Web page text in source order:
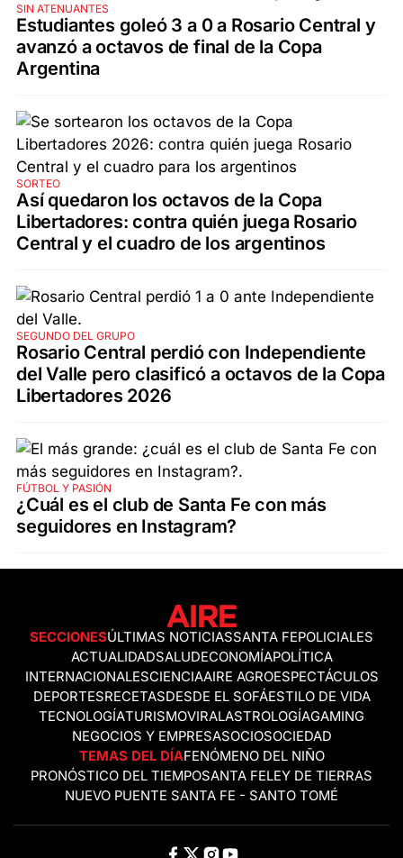
SIN ATENUANTES
Estudiantes goleó 3 a 0 a Rosario Central y
avanzó a octavos de final de la Copa
Argentina
SORTEO
Así quedaron los octavos de la Copa
Libertadores: contra quién juega Rosario
Central y el cuadro de los argentinos
SEGUNDO DEL GRUPO
Rosario Central perdió con Independiente
del Valle pero clasificó a octavos de la Copa
Libertadores 2026
FÚTBOL Y PASIÓN
¿Cuál es el club de Santa Fe con más
seguidores en Instagram?
SECCIONESÚLTIMAS NOTICIASSANTA FEPOLICIALES
ACTUALIDADSALUDECONOMÍAPOLÍTICA
INTERNACIONALESCIENCIAAIRE AGROESPECTÁCULOS
DEPORTESRECETASDESDE EL SOFÁESTILO DE VIDA
TECNOLOGÍATURISMOVIRALASTROLOGÍAGAMING
NEGOCIOS Y EMPRESASOCIOSOCIEDAD
TEMAS DEL DÍAFENÓMENO DEL NIÑO
PRONÓSTICO DEL TIEMPOSANTA FELEY DE TIERRAS
NUEVO PUENTE SANTA FE - SANTO TOMÉ